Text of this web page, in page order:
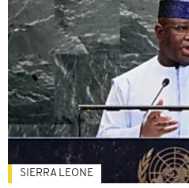
SIERRA LEONE